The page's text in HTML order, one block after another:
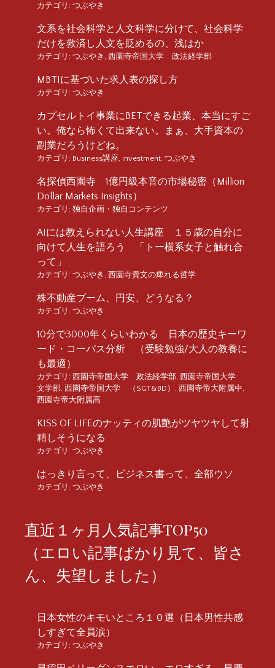
カテゴリ: つぶやき
文系を社会科学と人文科学に分けて、社会科学
だけを救済し人文を貶めるの、浅はか
カテゴリ: つぶやき , 西園寺帝国大学 政法経学部
MBTIに基づいた求人表の探し方
カテゴリ: つぶやき
カプセルトイ事業にBETできる起業、本当にすご
い。俺なら怖くて出来ない。まぁ、大手資本の
副業だろうけどね。
カテゴリ: Business講座, investment, つぶやき
名探偵西園寺 1億円級本音の市場秘密（Million
Dollar Markets Insights）
カテゴリ: 独自企画・独自コンテンツ
AIには教えられない人生講座 １５歳の自分に
向けて人生を語ろう 「トー横系女子と触れ合
って」
カテゴリ: つぶやき , 西園寺貴文の痺れる哲学
株不動産ブーム、円安、どうなる？
カテゴリ: つぶやき
10分で3000年くらいわかる 日本の歴史キーワ
ード・コーパス分析 （受験勉強/大人の教養に
も最適）
カテゴリ: 西園寺帝国大学 政法経学部, 西園寺帝国大学
文学部, 西園寺帝国大学 （SGT&BD） , 西園寺帝大附属中,
西園寺帝大附属高
KISS OF LIFEのナッティの肌艶がツヤツヤして射
精しそうになる
カテゴリ: つぶやき
はっきり言って、ビジネス書って、全部ウソ
カテゴリ: つぶやき
直近１ヶ月人気記事TOP50
（エロい記事ばかり見て、皆さ
ん、失望しました）
日本女性のキモいところ１０選（日本男性共感
しすぎて全員涙）
カテゴリ: つぶやき